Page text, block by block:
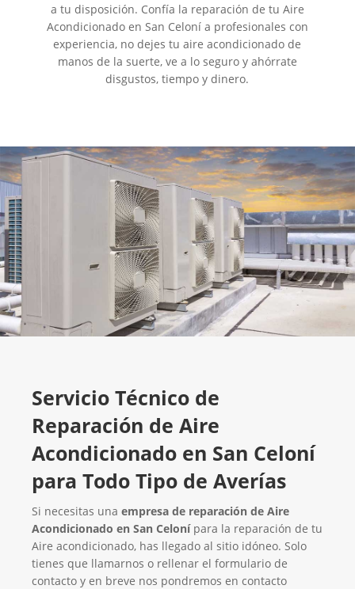
a tu disposición. Confía la reparación de tu Aire
Acondicionado en San Celoní a profesionales con
experiencia, no dejes tu aire acondicionado de
manos de la suerte, ve a lo seguro y ahórrate
disgustos, tiempo y dinero.
Servicio Técnico de
Reparación de Aire
Acondicionado en San Celoní
para Todo Tipo de Averías
Si necesitas una empresa de reparación de Aire
Acondicionado en San Celonípara la reparación de tu
Aire acondicionado, has llegado al sitio idóneo. Solo
tienes que llamarnos o rellenar el formulario de
contacto y en breve nos pondremos en contacto